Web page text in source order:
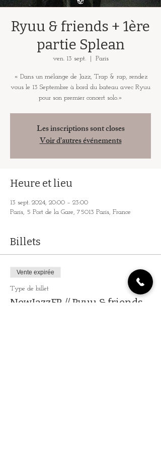
Ryuu & friends + 1ère
partie Splean
ven. 13 sept.
  |
Paris
« Dans un mélange de Jazz, Trap & rap, rendez
vous le 13 Septembre à bord du bateau avec Ryuu
pour son premier concert solo.»
Les inscriptions sont closes
Voir d'autres événements
Heure et lieu
13 sept. 2024, 20:00 – 23:00
Paris, 5 Port de la Gare, 75013 Paris, France
Billets
Vente expirée
Type de billet
NewJazzFR // Ryuu & friends